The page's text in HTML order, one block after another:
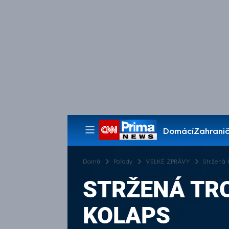
Domácí
Pořady
Domů Pořady VELKÉ ZPRÁVY Stržená
STRŽENÁ
KOLAPS